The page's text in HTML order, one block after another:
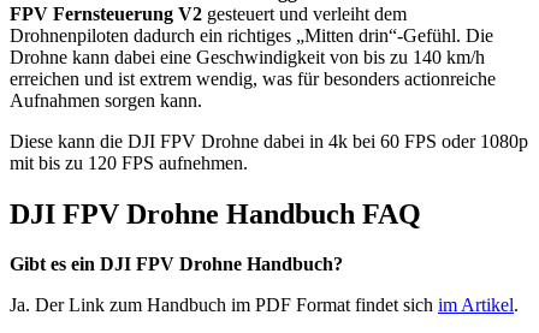
FPV Fernsteuerung V2 gesteuert und verleiht dem
Drohnenpiloten dadurch ein richtiges „Mitten drin“-Gefühl. Die
Drohne kann dabei eine Geschwindigkeit von bis zu 140 km/h
erreichen und ist extrem wendig, was für besonders actionreiche
Aufnahmen sorgen kann.
Diese kann die DJI FPV Drohne dabei in 4k bei 60 FPS oder 1080p
mit bis zu 120 FPS aufnehmen.
DJI FPV Drohne Handbuch FAQ
Gibt es ein DJI FPV Drohne Handbuch?
Ja. Der Link zum Handbuch im PDF Format findet sich im Artikel.